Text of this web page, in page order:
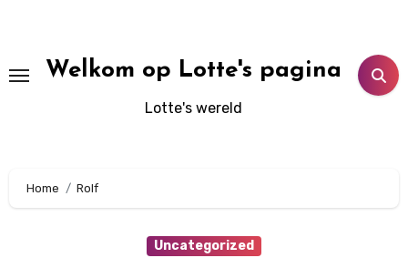
inhoudWelkom op Lotte's pagina
Lotte's wereld
Home Rolf
Uncategorized